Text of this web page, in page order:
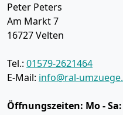
Peter Peters
Am Markt 7
16727Velten
Tel.: 01579-2621464
E-Mail: info@ral-
Öffnungszeiten: Mo -